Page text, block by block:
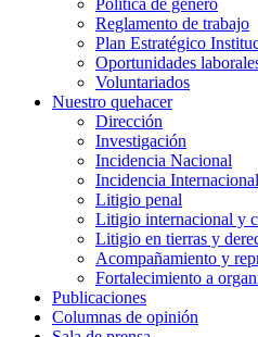
Política de género
Reglamento de trabajo
Plan Estratégico
Oportunidades
Voluntariados
Nuestro quehacer
Dirección
Investigación
Incidencia Nacional
Incidencia Internacional
Litigio penal
Litigio internacional y
Litigio en tierras y
Acompañamiento y
Fortalecimiento a
Publicaciones
Columnas de opinión